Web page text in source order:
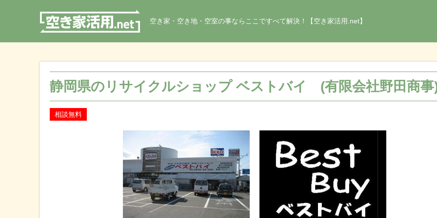
空き家・空き地・空室の事ならここですべて解決！【空き家活用.net】
静岡県のリサイクルショップ ベストバイ (有限会社野田商事
相談無料